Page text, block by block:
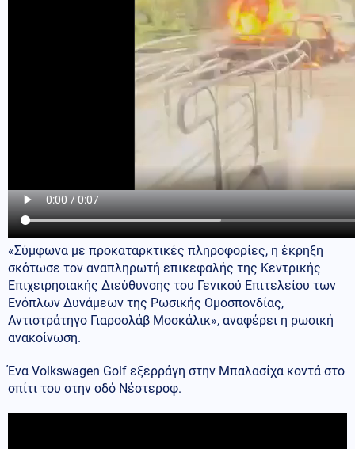
«Σύμφωνα με προκαταρκτικές πληροφορίες, η έκρηξη
σκότωσε τον αναπληρωτή επικεφαλής της Κεντρικής
Επιχειρησιακής Διεύθυνσης του Γενικού Επιτελείου των
Ενόπλων Δυνάμεων της Ρωσικής Ομοσπονδίας,
Αντιστράτηγο Γιαροσλάβ Μοσκάλικ», αναφέρει η ρωσική
ανακοίνωση.
Ένα Volkswagen Golf εξερράγη στην Μπαλασίχα κοντά στο
σπίτι του στην οδό Νέστεροφ.